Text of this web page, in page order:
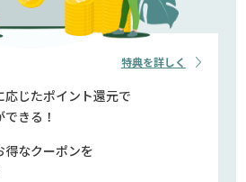
応じたポイント還元で
きる！
得なクーポンを
特典を詳しく